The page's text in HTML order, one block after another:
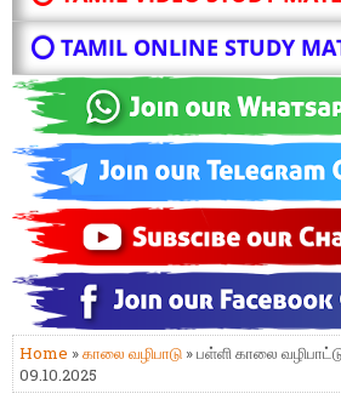
⭕ TAMIL ONLINE STUDY
Home »காலை வழிபாடு » பள்ளி காலை
09.10.2025